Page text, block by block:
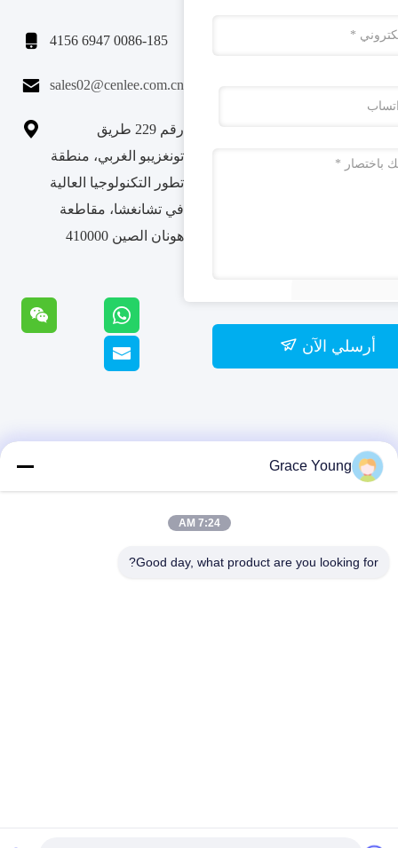
 0086-185 6947 4156
 sales02@cenlee.com.cn

رقم 229 طريق
تونغزيبو الغربي، منطقة
تطور التكنولوجيا العالية
في تشانغشا، مقاطعة
هونان الصين 410000
أرسلي الآن
Grace Young
7:24 AM
Good day, what product are you looking for?